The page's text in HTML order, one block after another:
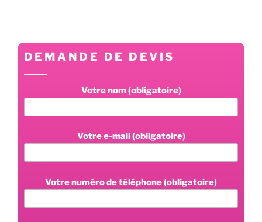
DEMANDE DE DEVIS
Votre nom (obligatoire)
Votre e-mail (obligatoire)
Votre numéro de téléphone (obligatoire)